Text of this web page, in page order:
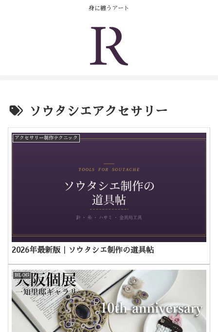
身に纏うアート
ソウタシエアクセサリー
アクセサリー制作テクニック
2026年最新版｜ソウタシエ制作の道具帖
BLOG